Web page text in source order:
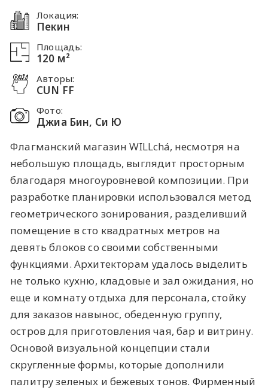
Локация:
Пекин
Площадь:
120 м²
Авторы:
СUN FF
Фото:
Джиа Бин, Си Ю
Флагманский магазин WILLchá, несмотря на
небольшую площадь, выглядит просторным
благодаря многоуровневой композиции. При
разработке планировки использовался метод
геометрического зонирования, разделивший
помещение в сто квадратных метров на
девять блоков со своими собственными
функциями. Архитекторам удалось выделить
не только кухню, кладовые и зал ожидания, но
еще и комнату отдыха для персонала, стойку
для заказов навынос, обеденную группу,
остров для приготовления чая, бар и витрину.
Основой визуальной концепции стали
скругленные формы, которые дополнили
палитру зеленых и бежевых тонов. Фирменный